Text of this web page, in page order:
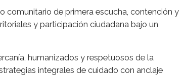
comunitario de primera escucha, contención y
y participación ciudadana bajo un
humanizados y respetuosos de la
integrales de cuidado con anclaje